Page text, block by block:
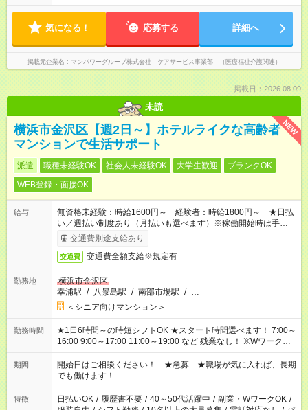
気になる！ 応募する 詳細へ
掲載元企業名 マンパワーグループ株式会社 ケアサービス事業部 （医療福祉介護関連）
掲載日：2026.08.09
未読
NEW
横浜市金沢区【週2日～】ホテルライクな高齢者
マンションで生活サポート
派遣 職種未経験OK 社会人未経験OK 大学生歓迎
ブランクOK
WEB登録・面接OK
給与
無資格未経験：時給1600円～ 経験者：時給1800円～ ★日払
い／週払い制度あり（月払いも選べます）※稼働開始時は手続き
完了次第のお支払いとなります。
交通費別途支給あり
交通費 交通費全額支給※規定有
勤務地
横浜市金沢区
幸浦駅 / 八景島駅 / 南部市場駅 / …
＜シニア向けマンション＞
勤務時間
★1日6時間～の時短シフトOK ★スタート時間選べます！ 7:00～
16:00 9:00～17:00 11:00～19:00 など 残業なし！ ※Wワークの
場合、他のお仕事と合わせ週40時間超の就業はご案内できませ
ん ※法令に基づき、週20時間以上勤務は社会保険への加入対象
となります ※労働者派遣法（日雇い派遣の原則禁止）により、
短時間・短期間の就業はご案内が難しい場合があります
期間
開始日はご相談ください！ ★急募 ★職場が気に入れば、長期
でも働けます！
特徴 日払いOK / 履歴書不要 / 40～50代活躍中 / 副業・WワークOK /